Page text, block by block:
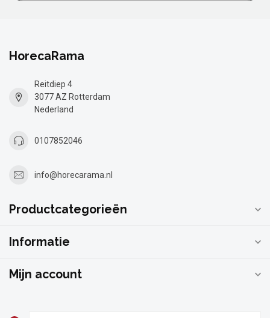
HorecaRama
Reitdiep 4
3077 AZ Rotterdam
Nederland
0107852046
info@horecarama.nl
Productcategorieën
Informatie
Mijn account